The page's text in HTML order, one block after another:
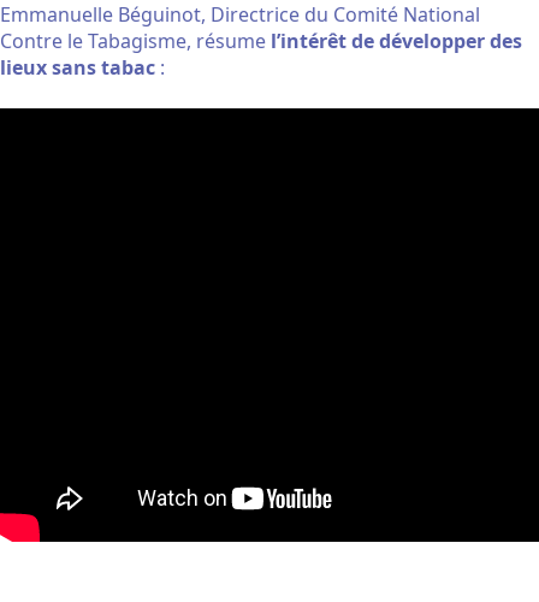
Emmanuelle Béguinot, Directrice du Comité National
Contre le Tabagisme, résume l’intérêt de développer des
lieux sans tabac :